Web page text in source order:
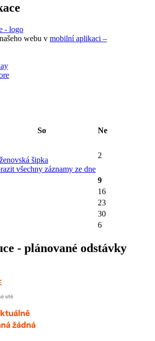
webu v mobilní aplikaci –
So Ne
šipka
všechny záznamy ze dne
2
9
16
23
30
6
- plánované odstávky